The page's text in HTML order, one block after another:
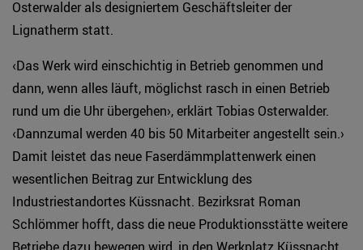
Osterwalder als designiertem Geschäftsleiter der
Lignatherm statt.
‹Das Werk wird einschichtig in Betrieb genommen und
dann, wenn alles läuft, möglichst rasch in einen Betrieb
rund um die Uhr übergehen›, erklärt Tobias Osterwalder.
‹Dannzumal werden 40 bis 50 Mitarbeiter angestellt sein.›
Damit leistet das neue Faserdämmplattenwerk einen
wesentlichen Beitrag zur Entwicklung des
Industriestandortes Küssnacht. Bezirksrat Roman
Schlömmer hofft, dass die neue Produktionsstätte weitere